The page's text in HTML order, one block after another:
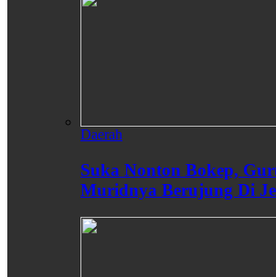
Daerah
Suka Nonton Bokep,
Muridnya Berujung Di